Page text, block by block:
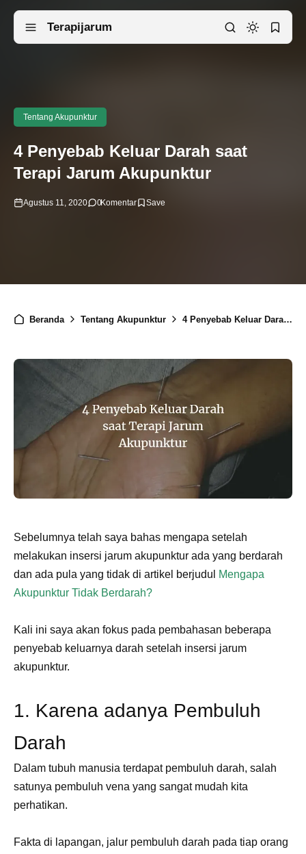
Terapijarum
Tentang Akupunktur
4 Penyebab Keluar Darah saat
Terapi Jarum Akupunktur
Agustus 11, 2020 0Komentar
Beranda Tentang Akupunktur 4 Penyebab Keluar Darah saat Terapi Jarum Akupunktur
Sebelumnya telah saya bahas mengapa setelah
melakukan insersi jarum akupunktur ada yang berdarah
dan ada pula yang tidak di artikel berjudul
Mengapa
Akupunktur Tidak Berdarah?
Kali ini saya akan fokus pada pembahasan beberapa
penyebab keluarnya darah setelah insersi jarum
akupunktur.
1. Karena adanya Pembuluh
Darah
Dalam tubuh manusia terdapat pembuluh darah, salah
satunya pembuluh vena yang sangat mudah kita
perhatikan.
Fakta di lapangan, jalur pembuluh darah pada tiap orang